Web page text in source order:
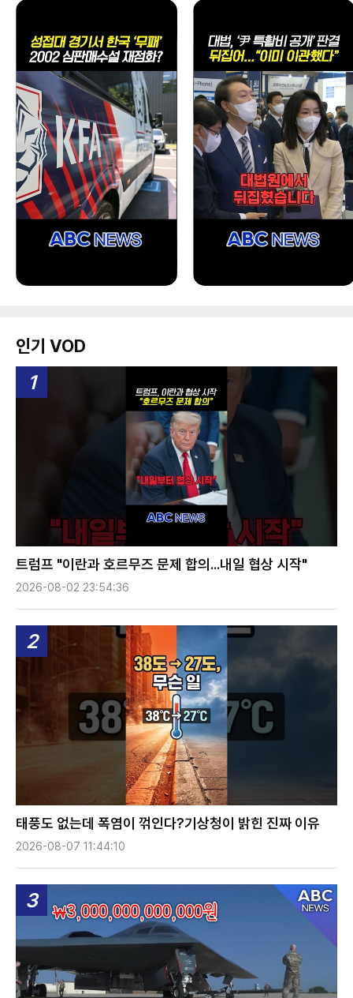
인기 VOD
1
트럼프 "이란과 호르무즈 문제 합의...내일 협상 시작"
2026-08-02 23:54:36
2
태풍도 없는데 폭염이 꺾인다?기상청이 밝힌 진짜 이유
2026-08-07 11:44:10
3